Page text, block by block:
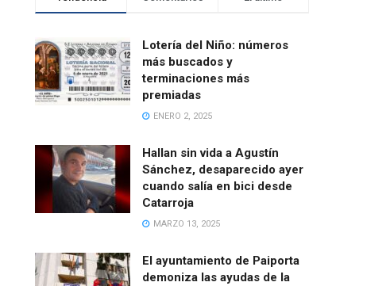
Lotería del Niño: números
más buscados y
terminaciones más
premiadas
ENERO 2, 2025
Hallan sin vida a Agustín
Sánchez, desaparecido ayer
cuando salía en bici desde
Catarroja
MARZO 13, 2025
El ayuntamiento de Paiporta
demoniza las ayudas de la